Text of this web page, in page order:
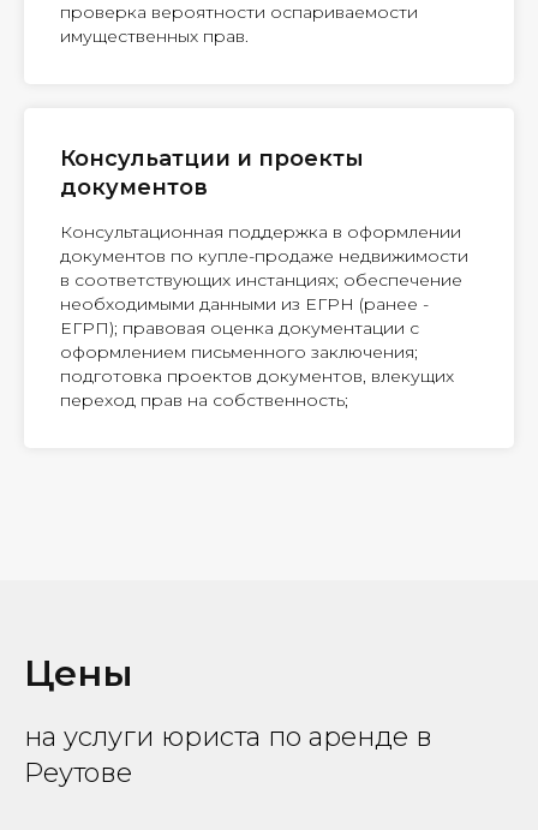
проверка вероятности оспариваемости
имущественных прав.
Консульатции и проекты
документов
Консультационная поддержка в оформлении
документов по купле-продаже недвижимости
в соответствующих инстанциях; обеспечение
необходимыми данными из ЕГРН (ранее -
ЕГРП); правовая оценка документации с
оформлением письменного заключения;
подготовка проектов документов, влекущих
переход прав на собственность;
Цены
на услуги юриста по аренде в
Реутове